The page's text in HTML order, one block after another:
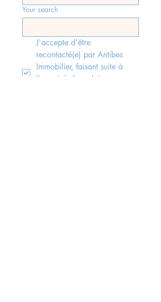
Your search
J'accepte d'être
recontacté(e) par Antibes
Immobilier, faisant suite à
l'envoi du formulaire,